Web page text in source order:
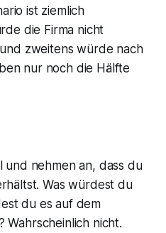
ist ziemlich
die Firma nicht
zweitens würde nach
nur noch die Hälfte
und nehmen an, dass du
Was würdest du
du es auf dem
Wahrscheinlich nicht.